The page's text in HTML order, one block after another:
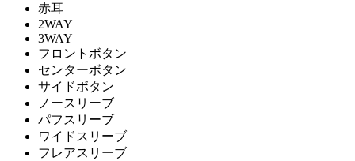
赤耳
2WAY
3WAY
フロントボタン
センターボタン
サイドボタン
ノースリーブ
パフスリーブ
ワイドスリーブ
フレアスリーブ